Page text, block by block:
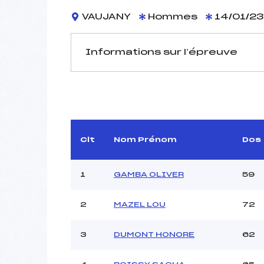
VAUJANY Hommes 14/01/23
Informations sur l’épreuve
Arbitre :
Heure de départ :
Clt Nom Prénom Dos
1 GAMBA OLIVER 59
2 MAZEL LOU 72
3 DUMONT HONORE 62